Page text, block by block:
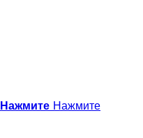
Нажмите Нажмите